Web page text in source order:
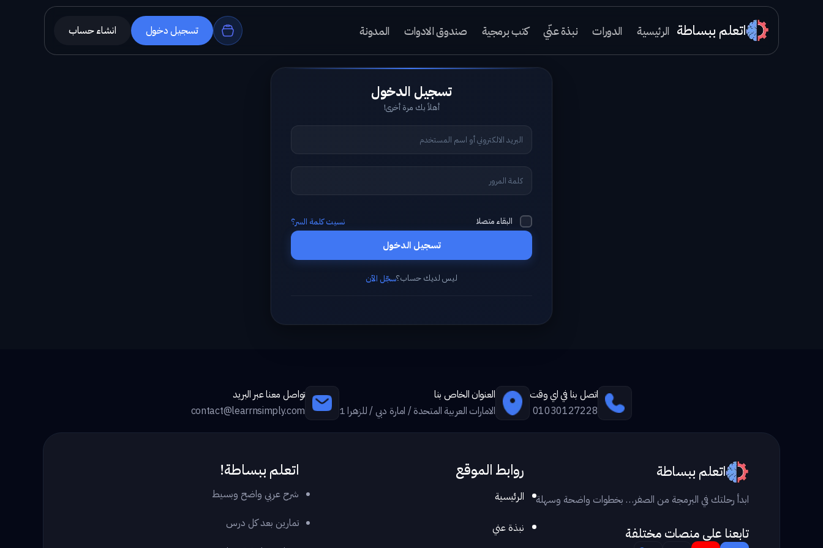
اتعلم ببساطة الرئيسية الدورات نبذة عنّي كتب برمجية صندوق الادوات المدونة تسجيل دخول انشاء حساب
أهلاً بك مرة أخرى!
البقاء متصلا نسيت كلمة السر؟
تسجيل الدخول
ليس لديك حساب؟سجّل الآن
اتصل بنا في اي وقت
01030127228
العنوان الخاص بنا
الامارات العربية المتحدة / امارة دبي / للزهرا 1
تواصل معنا عبر البريد
contact@learrnsimply.com
اتعلم ببساطة
ابدأ رحلتك في البرمجة من الصفر… بخطوات واضحة وسهلة
تابعنا علي منصات مختلفة
روابط الموقع
الرئيسية
نبذة عني
اتعلم ببساطة!
شرح عربي واضح وبسيط
تمارين بعد كل درس